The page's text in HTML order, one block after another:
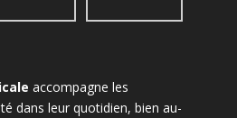
accompagne les
dans leur quotidien, bien au-